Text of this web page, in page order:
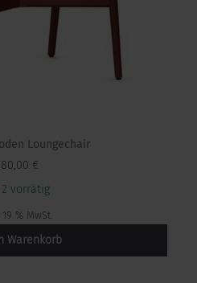
Loungechair
€
2 vorrätig
% MwSt.
Warenkorb